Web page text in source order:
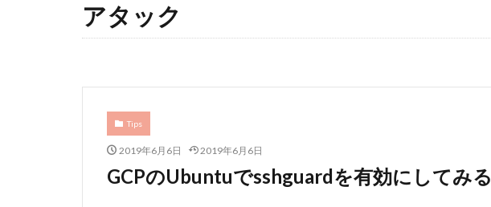
アタック
Tips
2019年6月6日 2019年6月6日
GCPのUbuntuでsshguardを有効にしてみる